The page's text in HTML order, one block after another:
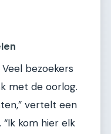
bezoekers
met de oorlog.
vertelt een
kom hier elk